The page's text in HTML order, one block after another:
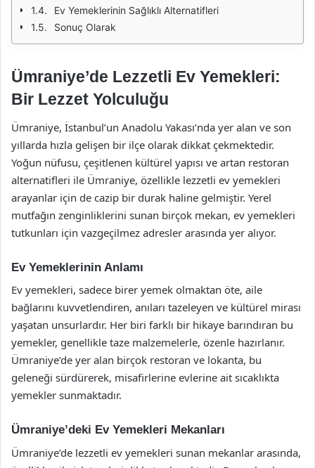
Ev Yemeklerinin Sağlıklı Alternatifleri
Sonuç Olarak
Ümraniye’de Lezzetli Ev Yemekleri:
Bir Lezzet Yolculuğu
Ümraniye, İstanbul’un Anadolu Yakası’nda yer alan ve son
yıllarda hızla gelişen bir ilçe olarak dikkat çekmektedir.
Yoğun nüfusu, çeşitlenen kültürel yapısı ve artan restoran
alternatifleri ile Ümraniye, özellikle lezzetli ev yemekleri
arayanlar için de cazip bir durak haline gelmiştir. Yerel
mutfağın zenginliklerini sunan birçok mekan, ev yemekleri
tutkunları için vazgeçilmez adresler arasında yer alıyor.
Ev Yemeklerinin Anlamı
Ev yemekleri, sadece birer yemek olmaktan öte, aile
bağlarını kuvvetlendiren, anıları tazeleyen ve kültürel mirası
yaşatan unsurlardır. Her biri farklı bir hikaye barındıran bu
yemekler, genellikle taze malzemelerle, özenle hazırlanır.
Ümraniye’de yer alan birçok restoran ve lokanta, bu
geleneği sürdürerek, misafirlerine evlerine ait sıcaklıkta
yemekler sunmaktadır.
Ümraniye’deki Ev Yemekleri Mekanları
Ümraniye’de lezzetli ev yemekleri sunan mekanlar arasında,